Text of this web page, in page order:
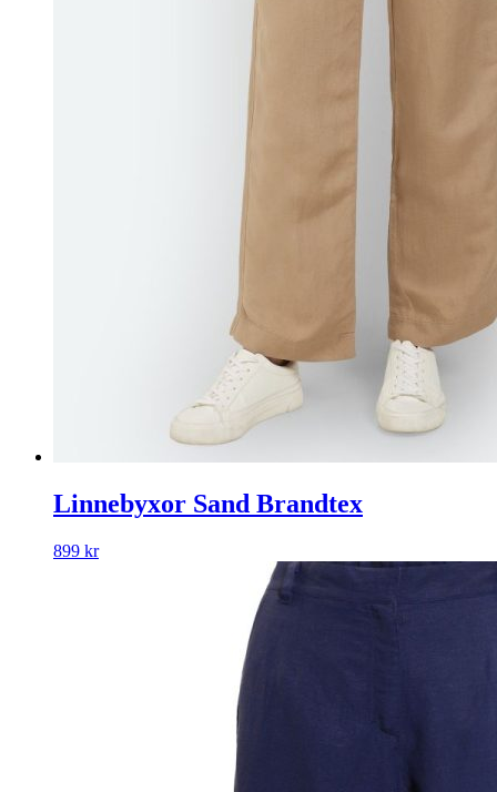
Linnebyxor Sand Brandtex
899 kr